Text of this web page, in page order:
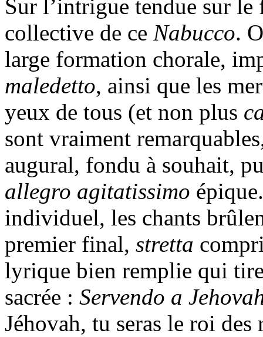
Sur l’intrigue tendue sur
collective de ce Nabucco.
large formation chorale,
maledetto, ainsi que les
yeux de tous (et non plus
sont vraiment
augural, fondu à souhait,
allegro agitatissimo
individuel, les chants
premier final, stretta
lyrique bien remplie qui tire
sacrée : Servendo a
Jéhovah, tu seras le roi des